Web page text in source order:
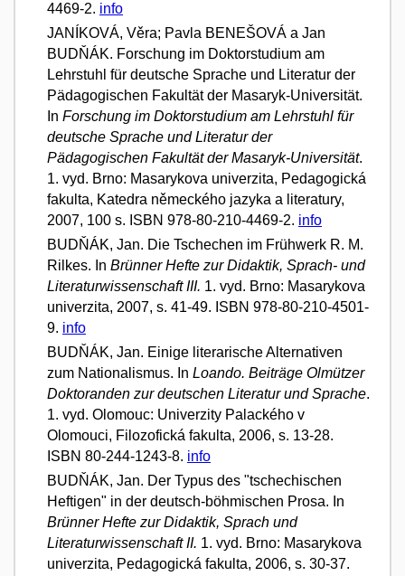
4469-2. info
JANÍKOVÁ, Věra; Pavla BENEŠOVÁ a Jan
BUDŇÁK. Forschung im Doktorstudium am
Lehrstuhl für deutsche Sprache und Literatur der
Pädagogischen Fakultät der Masaryk-Universität.
In Forschung im Doktorstudium am Lehrstuhl für
deutsche Sprache und Literatur der
Pädagogischen Fakultät der Masaryk-Universität.
1. vyd. Brno: Masarykova univerzita, Pedagogická
fakulta, Katedra německého jazyka a literatury,
2007, 100 s. ISBN 978-80-210-4469-2. info
BUDŇÁK, Jan. Die Tschechen im Frühwerk R. M.
Rilkes. In Brünner Hefte zur Didaktik, Sprach- und
Literaturwissenschaft III. 1. vyd. Brno: Masarykova
univerzita, 2007, s. 41-49. ISBN 978-80-210-4501-
9. info
BUDŇÁK, Jan. Einige literarische Alternativen
zum Nationalismus. In Loando. Beiträge Olmützer
Doktoranden zur deutschen Literatur und Sprache.
1. vyd. Olomouc: Univerzity Palackého v
Olomouci, Filozofická fakulta, 2006, s. 13-28.
ISBN 80-244-1243-8. info
BUDŇÁK, Jan. Der Typus des "tschechischen
Heftigen" in der deutsch-böhmischen Prosa. In
Brünner Hefte zur Didaktik, Sprach und
Literaturwissenschaft II. 1. vyd. Brno: Masarykova
univerzita, Pedagogická fakulta, 2006, s. 30-37.